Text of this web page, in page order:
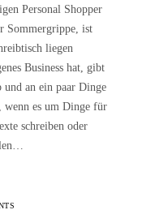
Personal Shopper
Sommergrippe, ist
liegen
Business hat, gibt
und an ein paar Dinge
wenn es um Dinge für
schreiben oder